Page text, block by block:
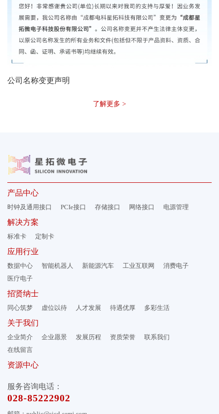
公司名称变更声明
了解更多 >
产品中心
时钟及通用接口 PCIe接口 存储接口 网络接口 电源管理
解决方案
标准卡 定制卡
应用行业
数据中心 智能机器人 新能源汽车 工业互联网
消费电子
医疗电子
招贤纳士
同心筑梦 虚位以待 人才发展 待遇优厚 多彩生活
关于我们
企业简介 企业愿景 发展历程 资质荣誉
联系我们
在线留言
资源中心
服务咨询电话：
028-85222902